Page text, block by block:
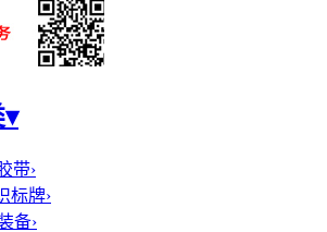
▾
带›
标牌›
备›